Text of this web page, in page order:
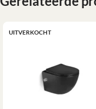
UITVERKOCHT